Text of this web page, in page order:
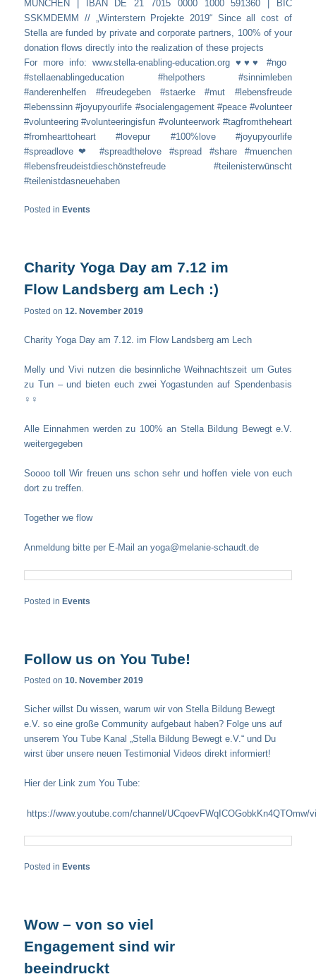
MÜNCHEN | IBAN DE 21 7015 0000 1000 591360 | BIC
SSKMDEMM // „Winterstern Projekte 2019“ Since all cost of
Stella are funded by private and corporate partners, 100% of your
donation flows directly into the realization of these projects
For more info: www.stella-enabling-education.org ♥️♥️♥️ #ngo
#stellaenablingeducation #helpothers #sinnimleben
#anderenhelfen #freudegeben #staerke #mut #lebensfreude
#lebenssinn #joyupyourlife #socialengagement #peace #volunteer
#volunteering #volunteeringisfun #volunteerwork #tagfromtheheart
#fromhearttoheart #lovepur #100%love #joyupyourlife
#spreadlove❤ #spreadthelove #spread #share #muenchen
#lebensfreudeistdieschönstefreude #teilenisterwünscht
#teilenistdasneuehaben
Posted in Events
Charity Yoga Day am 7.12 im
Flow Landsberg am Lech :)
Posted on12. November 2019
Charity Yoga Day am 7.12. im Flow Landsberg am Lech
Melly und Vivi nutzen die besinnliche Weihnachtszeit um Gutes
zu Tun – und bieten euch zwei Yogastunden auf Spendenbasis
‍♀️‍♀️
Alle Einnahmen werden zu 100% an Stella Bildung Bewegt e.V.
weitergegeben
Soooo toll Wir freuen uns schon sehr und hoffen viele von euch
dort zu treffen.
Together we flow
Anmeldung bitte per E-Mail an yoga@melanie-schaudt.de
Posted in Events
Follow us on You Tube!
Posted on10. November 2019
Sicher willst Du wissen, warum wir von Stella Bildung Bewegt
e.V. so eine große Community aufgebaut haben? Folge uns auf
unserem You Tube Kanal „Stella Bildung Bewegt e.V.“ und Du
wirst über unsere neuen Testimonial Videos direkt informiert!
Hier der Link zum You Tube:
https://www.youtube.com/channel/UCqoevFWqICOGobkKn4QTOmw/
Posted in Events
Wow – von so viel
Engagement sind wir
beeindruckt